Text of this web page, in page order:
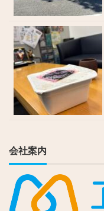
会社案内